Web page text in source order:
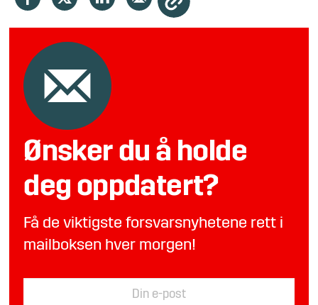
Ønsker du å holde
deg oppdatert?
Få de viktigste forsvarsnyhetene rett i
mailboksen hver morgen!